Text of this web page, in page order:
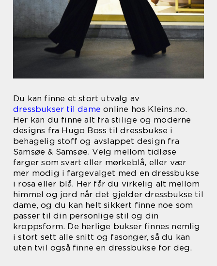
Du kan finne et stort utvalg av
dressbukser til dame online hos Kleins.no.
Her kan du finne alt fra stilige og moderne
designs fra Hugo Boss til dressbukse i
behagelig stoff og avslappet design fra
Samsøe & Samsøe. Velg mellom tidløse
farger som svart eller mørkeblå, eller vær
mer modig i fargevalget med en dressbukse
i rosa eller blå. Her får du virkelig alt mellom
himmel og jord når det gjelder dressbukse til
dame, og du kan helt sikkert finne noe som
passer til din personlige stil og din
kroppsform. De herlige bukser finnes nemlig
i stort sett alle snitt og fasonger, så du kan
uten tvil også finne en dressbukse for deg.